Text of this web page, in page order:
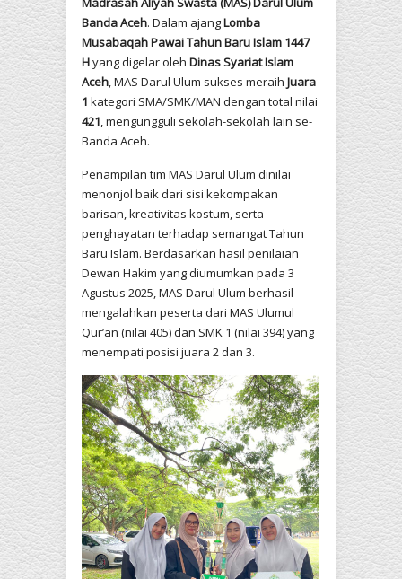
Banda Aceh. Dalam ajangLomba
Musabaqah Pawai Tahun Baru Islam 1447
Hyang digelar oleh Dinas Syariat Islam
Aceh, MAS Darul Ulum sukses meraih Juara
1 kategori SMA/SMK/MAN dengan total nilai
421, mengungguli sekolah-sekolah lain se-
Banda Aceh.
Penampilan tim MAS Darul Ulum dinilai
menonjol baik dari sisi kekompakan
barisan, kreativitas kostum, serta
penghayatan terhadap semangat Tahun
Baru Islam. Berdasarkan hasil penilaian
Dewan Hakim yang diumumkan pada 3
Agustus 2025, MAS Darul Ulum berhasil
mengalahkan peserta dari MAS Ulumul
Qur’an (nilai 405) dan SMK 1 (nilai 394) yang
menempati posisi juara 2 dan 3.